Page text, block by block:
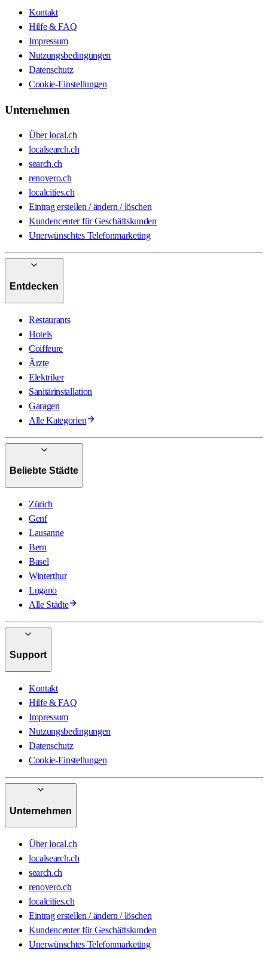
Kontakt
Hilfe & FAQ
Impressum
Nutzungsbedingungen
Datenschutz
Cookie-Einstellungen
Unternehmen
Über local.ch
localsearch.ch
search.ch
renovero.ch
localcities.ch
Eintrag erstellen / ändern / löschen
Kundencenter für Geschäftskunden
Unerwünschtes Telefonmarketing
Entdecken
Restaurants
Hotels
Coiffeure
Ärzte
Elektriker
Sanitärinstallation
Garagen
Alle Kategorien
Beliebte Städte
Zürich
Genf
Lausanne
Bern
Basel
Winterthur
Lugano
Alle Städte
Support
Kontakt
Hilfe & FAQ
Impressum
Nutzungsbedingungen
Datenschutz
Cookie-Einstellungen
Unternehmen
Über local.ch
localsearch.ch
search.ch
renovero.ch
localcities.ch
Eintrag erstellen / ändern / löschen
Kundencenter für Geschäftskunden
Unerwünschtes Telefonmarketing